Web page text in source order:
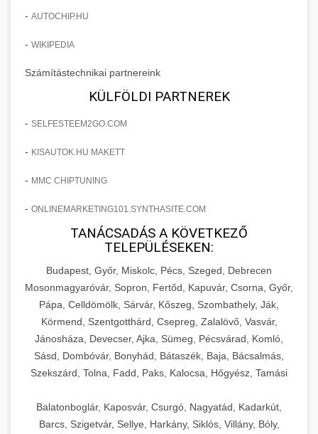
- AUTOCHIP.HU
- WIKIPEDIA
Számítástechnikai partnereink
KÜLFÖLDI PARTNEREK
- SELFESTEEM2GO.COM
- KISAUTOK.HU MAKETT
- MMC CHIPTUNING
- ONLINEMARKETING101.SYNTHASITE.COM
TANÁCSADÁS A KÖVETKEZŐ
TELEPÜLÉSEKEN:
Budapest, Győr, Miskolc, Pécs, Szeged, Debrecen
Mosonmagyaróvár, Sopron, Fertőd, Kapuvár, Csorna, Győr,
Pápa, Celldömölk, Sárvár, Kőszeg, Szombathely, Ják,
Körmend, Szentgotthárd, Csepreg, Zalalövő, Vasvár,
Jánosháza, Devecser, Ajka, Sümeg, Pécsvárad, Komló,
Sásd, Dombóvár, Bonyhád, Bátaszék, Baja, Bácsalmás,
Szekszárd, Tolna, Fadd, Paks, Kalocsa, Hőgyész, Tamási
Balatonboglár, Kaposvár, Csurgó, Nagyatád, Kadarkút,
Barcs, Szigetvár, Sellye, Harkány, Siklós, Villány, Bóly,